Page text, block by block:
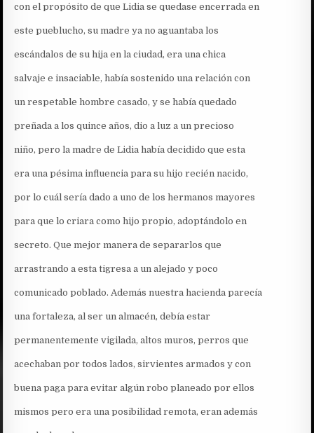
con el propósito de que Lidia se quedase encerrada en
este pueblucho, su madre ya no aguantaba los
escándalos de su hija en la ciudad, era una chica
salvaje e insaciable, había sostenido una relación con
un respetable hombre casado, y se había quedado
preñada a los quince años, dio a luz a un precioso
niño, pero la madre de Lidia había decidido que esta
era una pésima influencia para su hijo recién nacido,
por lo cuál sería dado a uno de los hermanos mayores
para que lo criara como hijo propio, adoptándolo en
secreto. Que mejor manera de separarlos que
arrastrando a esta tigresa a un alejado y poco
comunicado poblado. Además nuestra hacienda parecía
una fortaleza, al ser un almacén, debía estar
permanentemente vigilada, altos muros, perros que
acechaban por todos lados, sirvientes armados y con
buena paga para evitar algún robo planeado por ellos
mismos pero era una posibilidad remota, eran además